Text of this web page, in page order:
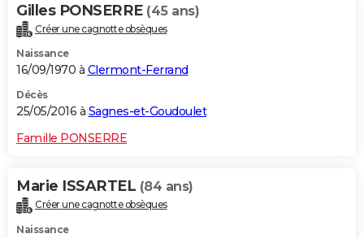
Gilles PONSERRE (45 ans)
Créer une cagnotte obsèques
Naissance
16/09/1970 à Clermont-Ferrand
Décès
25/05/2016 à Sagnes-et-Goudoulet
Famille PONSERRE
Marie ISSARTEL (84 ans)
Créer une cagnotte obsèques
Naissance